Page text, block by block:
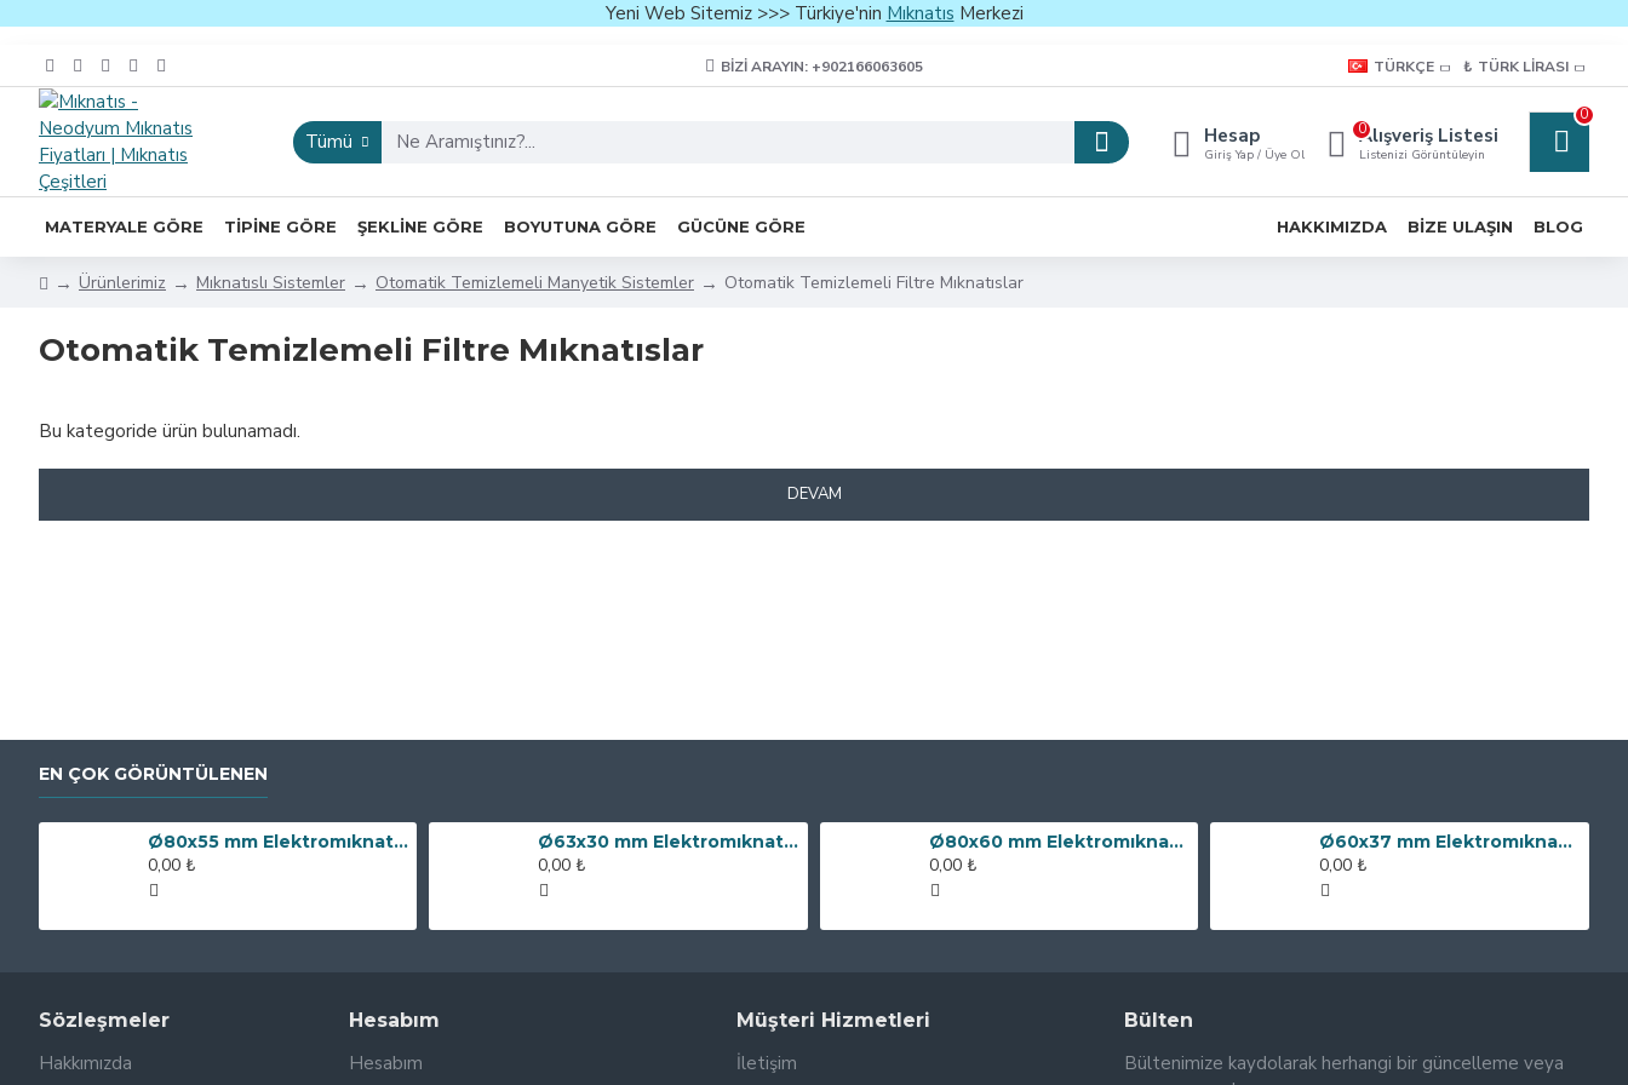
Yeni Web Sitemiz >>> Türkiye'nin Mıknatıs Merkezi
BIZI ARAYIN: +902166063605 TÜRKÇE ₺ TÜRK LIRASI
Tümü Hesap
Giriş Yap / Üye Ol
Alışveriş Listesi
Listenizi Görüntüleyin
0
0
MATERYALE GÖRE TIPINE GÖRE ŞEKLINE GÖRE BOYUTUNA GÖRE GÜCÜNE GÖRE HAKKIMIZDA BIZE ULAŞIN BLOG
Ürünlerimiz Mıknatıslı Sistemler Otomatik Temizlemeli Manyetik Sistemler Otomatik Temizlemeli Filtre Mıknatıslar
Otomatik Temizlemeli Filtre Mıknatıslar
Bu kategoride ürün bulunamadı.
DEVAM
EN ÇOK GÖRÜNTÜLENEN
Ø80x55 mm Elektromıknatıs - 250 kg Çekim Gücü
0,00 ₺
Ø63x30 mm Elektromıknatıs - 100 kg Çekim Gücü
0,00 ₺
Ø80x60 mm Elektromıknatıs - 240 kg Çekim Gücü
0,00 ₺
Ø60x37 mm Elektromıknatıs - 100 kg Çekim Gücü
0,00 ₺
Sözleşmeler
Hakkımızda
Hesabım
Hesabım
Müşteri Hizmetleri
İletişim
Bülten
Bültenimize kaydolarak herhangi bir güncelleme veya